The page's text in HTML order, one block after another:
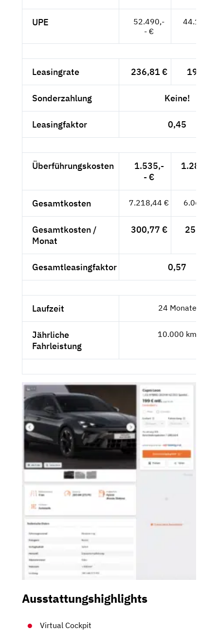
UPE
52.490,-
- €
Leasingrate 236,81 € 199,--
Sonderzahlung Keine!
Leasingfaktor 0,45
Überführungskosten
1.535,-
- €
Gesamtkosten 7.218,44 € 6.065,92
Gesamtkosten /
Monat
300,77 € 252,75
Gesamtleasingfaktor 0,57
Laufzeit 24 Monate
Jährliche
Fahrleistung
10.000 km
Ausstattungshighlights
Virtual Cockpit